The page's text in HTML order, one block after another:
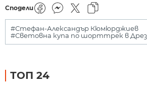
Сподели
#Стефан-Александър Кюмюрджиев
#Световна купа по шорттрек в
ТОП 24